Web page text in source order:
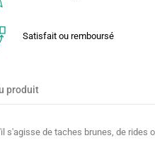
Satisfait ou remboursé
produit
de taches brunes, de